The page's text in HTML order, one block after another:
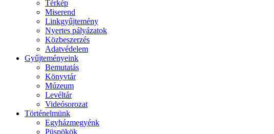
Térkép
Miserend
Linkgyűjtemény
Nyertes pályázatok
Közbeszerzés
Adatvédelem
Gyűjteményeink
Bemutatás
Könyvtár
Múzeum
Levéltár
Videósorozat
Történelmünk
Egyházmegyénk
Püspökök